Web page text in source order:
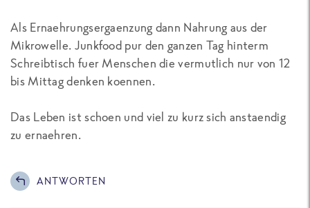
Als Ernaehrungsergaenzung dann Nahrung aus der
Mikrowelle. Junkfood pur den ganzen Tag hinterm
Schreibtisch fuer Menschen die vermutlich nur von 12
bis Mittag denken koennen.
Das Leben ist schoen und viel zu kurz sich anstaendig
zu ernaehren.
ANTWORTEN